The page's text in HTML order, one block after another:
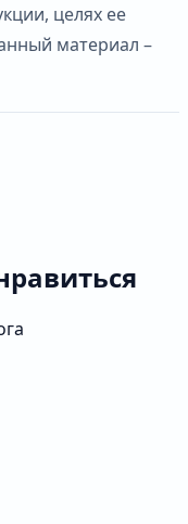
целях ее
материал –